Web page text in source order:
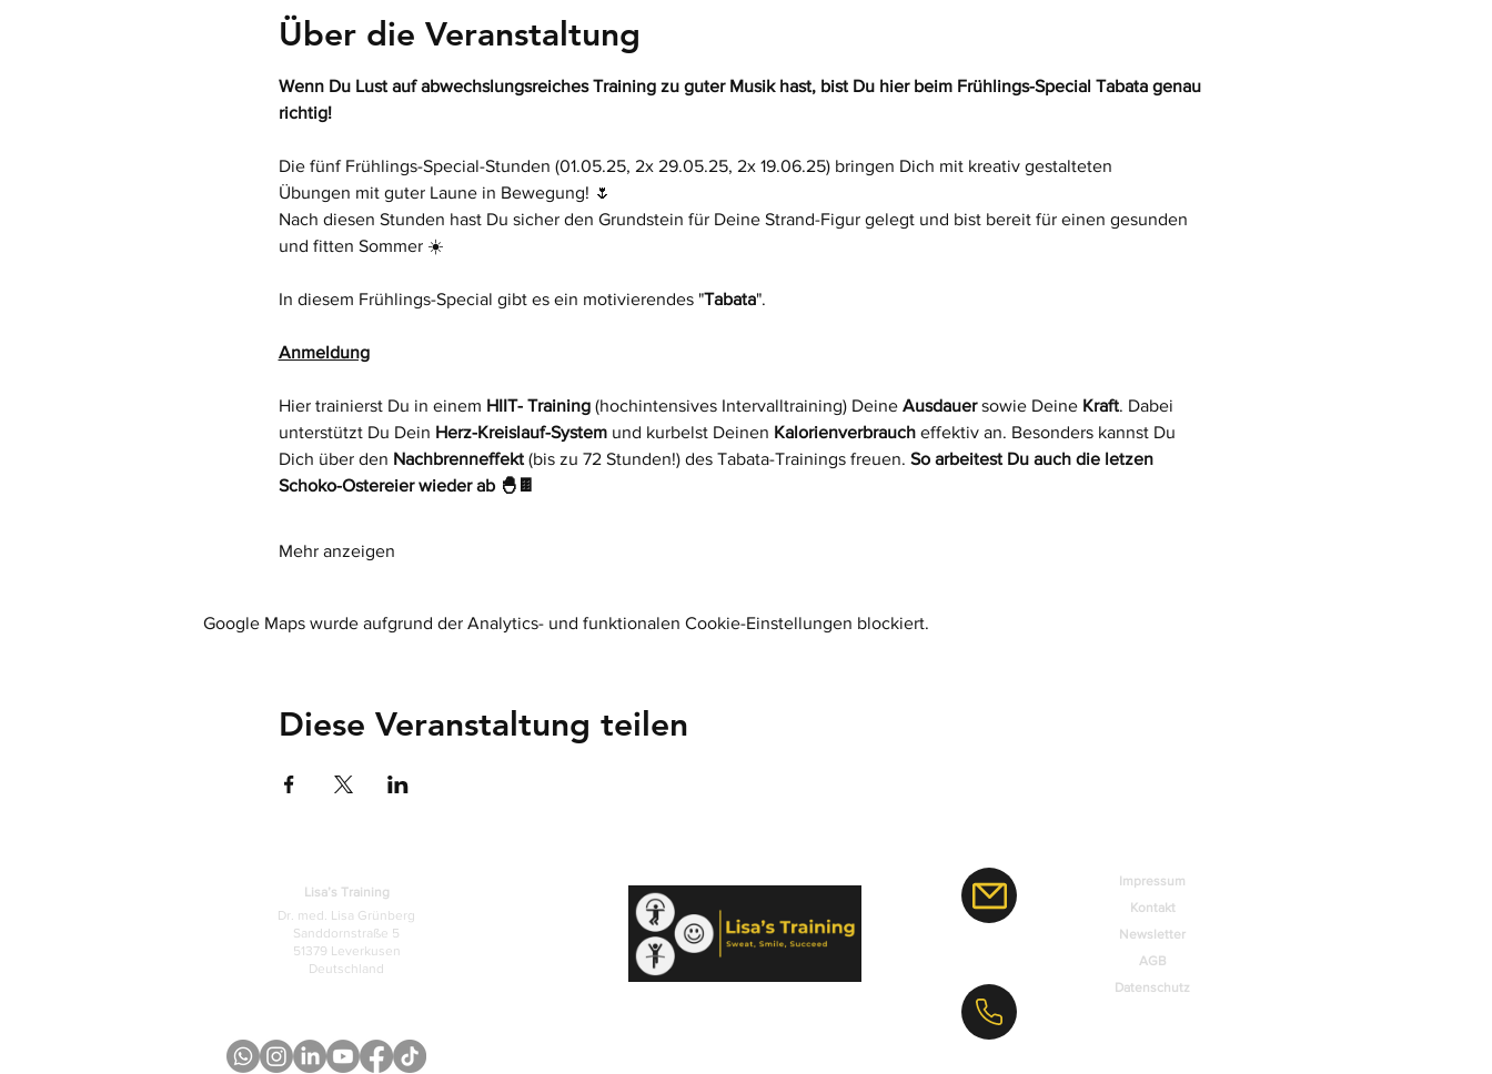
Über die Veranstaltung
Wenn Du Lust auf abwechslungsreiches Training zu guter Musik hast, bist Du hier beim Frühlings-Special Tabata genau
richtig!
Die fünf Frühlings-Special-Stunden (01.05.25, 2x 29.05.25, 2x 19.06.25) bringen Dich mit kreativ gestalteten
Übungen mit guter Laune in Bewegung! 🌷
Nach diesen Stunden hast Du sicher den Grundstein für Deine Strand-Figur gelegt und bist bereit für einen gesunden
und fitten Sommer ☀️
In diesem Frühlings-Special gibt es ein motivierendes "Tabata".
Anmeldung
Hier trainierst Du in einem HIIT- Training (hochintensives Intervalltraining) Deine Ausdauer sowie Deine Kraft. Dabei
unterstützt Du Dein Herz-Kreislauf-System und kurbelst Deinen Kalorienverbrauch effektiv an. Besonders kannst Du
Dich über den Nachbrenneffekt (bis zu 72 Stunden!) des Tabata-Trainings freuen. So arbeitest Du auch die letzen
Schoko-Ostereier wieder ab 🐣🍫
Mehr anzeigen
Google Maps wurde aufgrund der Analytics- und funktionalen Cookie-Einstellungen blockiert.
Diese Veranstaltung teilen
Lisa’s Training
Dr. med. Lisa Grünberg
Sanddornstraße 5
51379 Leverkusen
Deutschland
Impressum
Kontakt
Newsletter
AGB
Datenschutz